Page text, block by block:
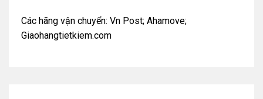
Các hãng vận chuyển: Vn Post; Ahamove;
Giaohangtietkiem.com